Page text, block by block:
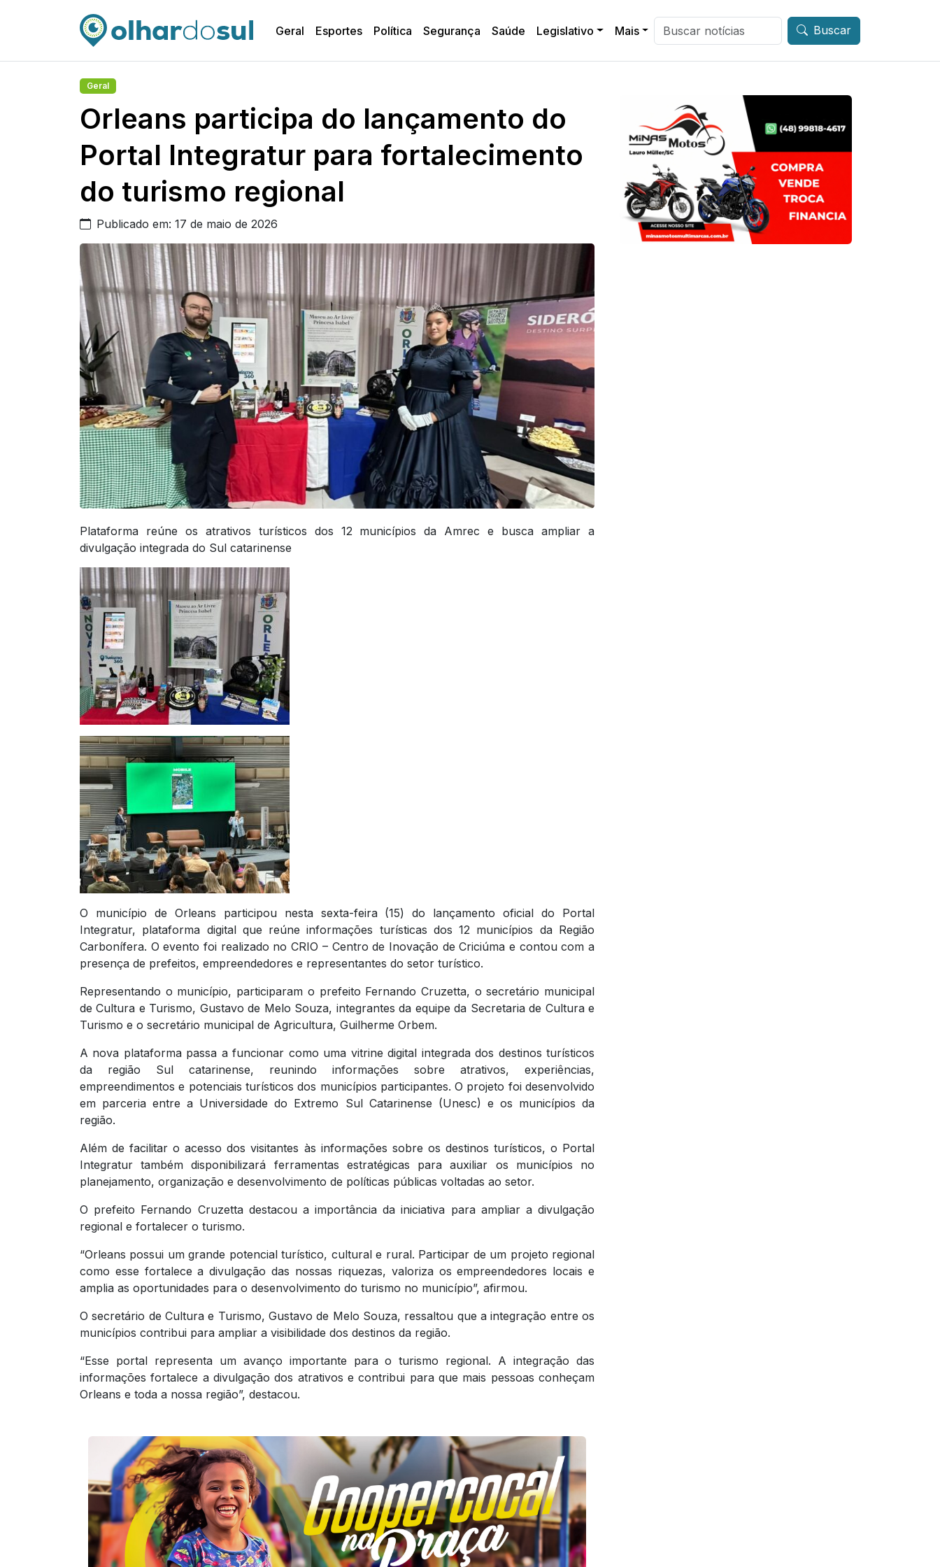
Geral Esportes Política Segurança Saúde Legislativo Mais Buscar
Geral
Orleans participa do lançamento do
Portal Integratur para fortalecimento
do turismo regional
Publicado em: 17 de maio de 2026
Plataforma reúne os atrativos turísticos dos 12 municípios da Amrec e busca ampliar a
divulgação integrada do Sul catarinense
O município de Orleans participou nesta sexta-feira (15) do lançamento oficial do Portal
Integratur, plataforma digital que reúne informações turísticas dos 12 municípios da Região
Carbonífera. O evento foi realizado no CRIO – Centro de Inovação de Criciúma e contou com a
presença de prefeitos, empreendedores e representantes do setor turístico.
Representando o município, participaram o prefeito Fernando Cruzetta, o secretário municipal
de Cultura e Turismo, Gustavo de Melo Souza, integrantes da equipe da Secretaria de Cultura e
Turismo e o secretário municipal de Agricultura, Guilherme Orbem.
A nova plataforma passa a funcionar como uma vitrine digital integrada dos destinos turísticos
da região Sul catarinense, reunindo informações sobre atrativos, experiências,
empreendimentos e potenciais turísticos dos municípios participantes. O projeto foi desenvolvido
em parceria entre a Universidade do Extremo Sul Catarinense (Unesc) e os municípios da
região.
Além de facilitar o acesso dos visitantes às informações sobre os destinos turísticos, o Portal
Integratur também disponibilizará ferramentas estratégicas para auxiliar os municípios no
planejamento, organização e desenvolvimento de políticas públicas voltadas ao setor.
O prefeito Fernando Cruzetta destacou a importância da iniciativa para ampliar a divulgação
regional e fortalecer o turismo.
“Orleans possui um grande potencial turístico, cultural e rural. Participar de um projeto regional
como esse fortalece a divulgação das nossas riquezas, valoriza os empreendedores locais e
amplia as oportunidades para o desenvolvimento do turismo no município”, afirmou.
O secretário de Cultura e Turismo, Gustavo de Melo Souza, ressaltou que a integração entre os
municípios contribui para ampliar a visibilidade dos destinos da região.
“Esse portal representa um avanço importante para o turismo regional. A integração das
informações fortalece a divulgação dos atrativos e contribui para que mais pessoas conheçam
Orleans e toda a nossa região”, destacou.